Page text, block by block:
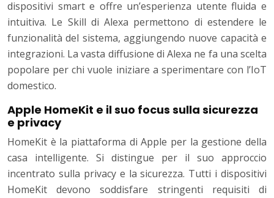
dispositivi smart e offre un’esperienza utente fluida e
intuitiva. Le Skill di Alexa permettono di estendere le
funzionalità del sistema, aggiungendo nuove capacità e
integrazioni. La vasta diffusione di Alexa ne fa una scelta
popolare per chi vuole iniziare a sperimentare con l’IoT
domestico.
Apple HomeKit e il suo focus sulla sicurezza
e privacy
HomeKit è la piattaforma di Apple per la gestione della
casa intelligente. Si distingue per il suo approccio
incentrato sulla privacy e la sicurezza. Tutti i dispositivi
HomeKit devono soddisfare stringenti requisiti di